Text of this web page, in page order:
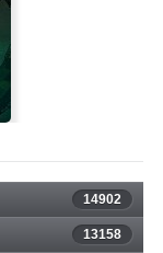
14902
13158